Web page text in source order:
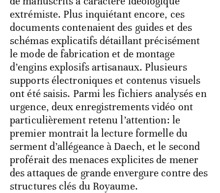
extrémiste. Plus inquiétant encore, ces
documents contenaient des guides et des
schémas explicatifs détaillant précisément
le mode de fabrication et de montage
d’engins explosifs artisanaux. Plusieurs
supports électroniques et contenus visuels
ont été saisis. Parmi les fichiers analysés en
urgence, deux enregistrements vidéo ont
particulièrement retenu l’attention: le
premier montrait la lecture formelle du
serment d’allégeance à Daech, et le second
proférait des menaces explicites de mener
des attaques de grande envergure contre des
structures clés du Royaume.